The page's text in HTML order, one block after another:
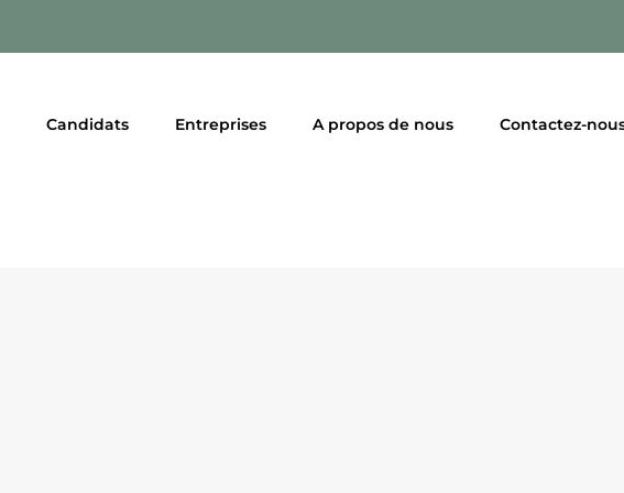
Candidats Entreprises A propos de nous Contactez-